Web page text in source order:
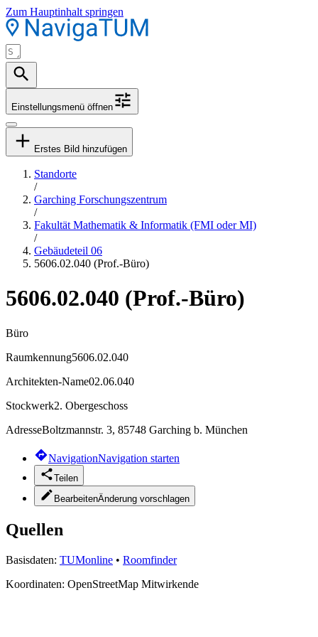
Zum Hauptinhalt springen
Einstellungsmenü öffnen
Erstes Bild hinzufügen
Standorte
/
Garching Forschungszentrum
/
Fakultät Mathematik & Informatik (FMI oder MI)
/
Gebäudeteil 06
5606.02.040 (Prof.-Büro)
5606.02.040 (Prof.-Büro)
Büro
Raumkennung5606.02.040
Architekten-Name02.06.040
Stockwerk2. Obergeschoss
AdresseBoltzmannstr. 3, 85748 Garching b. München
NavigationNavigation starten
Teilen
BearbeitenÄnderung vorschlagen
Quellen
Basisdaten: TUMonline • Roomfinder
Koordinaten: OpenStreetMap Mitwirkende